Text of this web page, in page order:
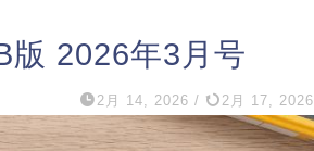
版 2026年3月号
2月 14, 2026 / 2月 17, 2026